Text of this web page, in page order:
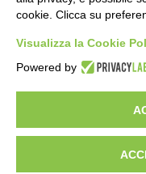
23
1
cookie. Clicca su
Visualizza la Cookie
Powered by